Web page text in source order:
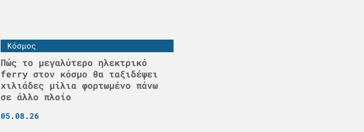
Κόσμος
Πώς το μεγαλύτερο ηλεκτρικό
ferry στον κόσμο θα ταξιδέψει
χιλιάδες μίλια φορτωμένο πάνω
σε άλλο πλοίο
05.08.26